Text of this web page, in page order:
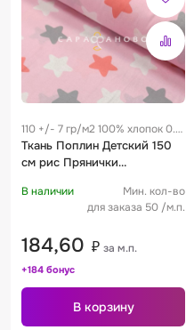
110 +/- 7 гр/м2 100% хлопок 0.3
м
Ткань Поплин Детский 150
см рис Прянички
В наличии
Мин. кол-во
для заказа 50 /м.п.
184,60 ₽ за м.п.
+184 бонус
В корзину